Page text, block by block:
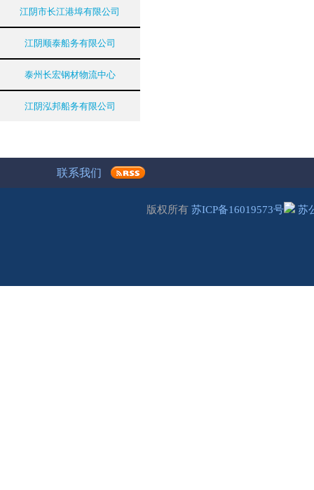
江阴市长江港埠有限公司
江阴顺泰船务有限公司
泰州长宏钢材物流中心
江阴泓邦船务有限公司
联系我们
版权所有 苏ICP备16019573号 苏